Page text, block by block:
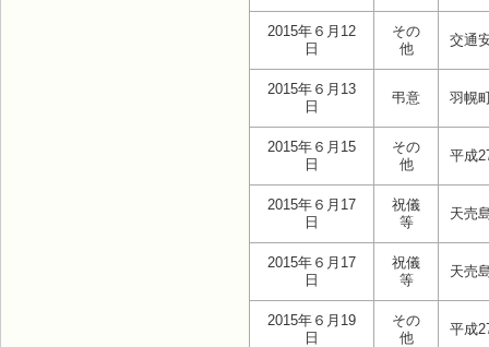
2015年６月12
日
その
他
交通
2015年６月13
日
弔意 羽幌
2015年６月15
日
その
他
平成
2015年６月17
日
祝儀
等
天売
2015年６月17
日
祝儀
等
天売
2015年６月19
日
その
他
平成